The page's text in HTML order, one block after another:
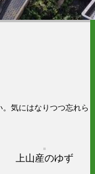
気にはなりつつ忘れら
上山産のゆず